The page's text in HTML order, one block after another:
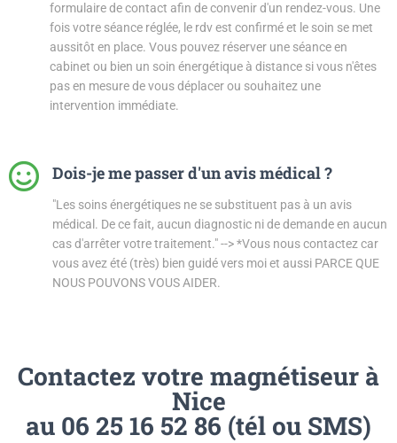
formulaire de contact afin de convenir d'un rendez-vous. Une
fois votre séance réglée, le rdv est confirmé et le soin se met
aussitôt en place. Vous pouvez réserver une séance en
cabinet ou bien un soin énergétique à distance si vous n'êtes
pas en mesure de vous déplacer ou souhaitez une
intervention immédiate.
Dois-je me passer d'un avis médical ?
"Les soins énergétiques ne se substituent pas à un avis
médical. De ce fait, aucun diagnostic ni de demande en aucun
cas d'arrêter votre traitement." --> *Vous nous contactez car
vous avez été (très) bien guidé vers moi et aussi PARCE QUE
NOUS POUVONS VOUS AIDER.
Contactez votre magnétiseur à
Nice
au 06 25 16 52 86 (tél ou SMS)